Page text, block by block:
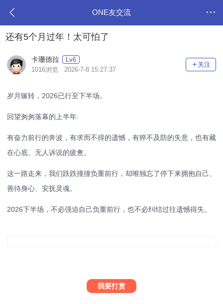
ONE友交流
还有5个月过年！太可怕了
卡珊德拉
Lv6
1016浏览 2026-7-8 15:27:37
关注
岁月辗转，2026已行至下半场。
回望匆匆落幕的上半年:
有奋力前行的奔波，有求而不得的遗憾，有猝不及防的失意，也有藏
在心底、无人诉说的疲惫。
这一路走来，我们跌跌撞撞负重前行，却唯独忘了停下来拥抱自己、
善待身心、安抚灵魂。
2026下半场，不必强迫自己负重前行，也不必纠结过往遗憾得失。
我要打赏